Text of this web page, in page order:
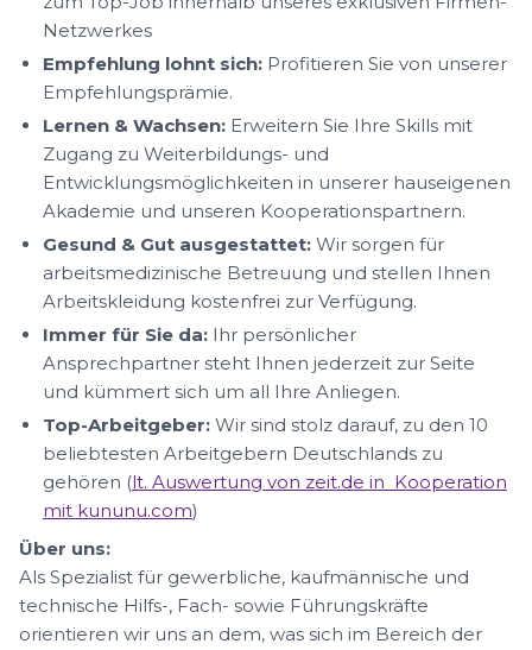
Netzwerkes
Empfehlung lohnt sich: Profitieren Sie von unserer
Empfehlungsprämie.
Lernen & Wachsen: Erweitern Sie Ihre Skills mit
Zugang zu Weiterbildungs- und
Entwicklungsmöglichkeiten in unserer hauseigenen
Akademie und unseren Kooperationspartnern.
Gesund & Gut ausgestattet: Wir sorgen für
arbeitsmedizinische Betreuung und stellen Ihnen
Arbeitskleidung kostenfrei zur Verfügung.
Immer für Sie da: Ihr persönlicher
Ansprechpartner steht Ihnen jederzeit zur Seite
und kümmert sich um all Ihre Anliegen.
Top-Arbeitgeber: Wir sind stolz darauf, zu den 10
beliebtesten Arbeitgebern Deutschlands zu
gehören (lt. Auswertung von zeit.de in Kooperation
mit kununu.com)
Über uns:
Als Spezialist für gewerbliche, kaufmännische und
technische Hilfs-, Fach- sowie Führungskräfte
orientieren wir uns an dem, was sich im Bereich der